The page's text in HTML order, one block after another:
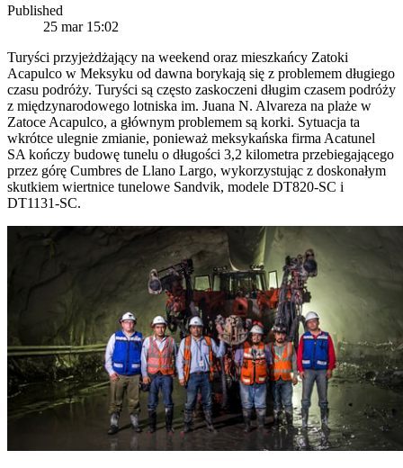
Published
25 mar 15:02
Turyści przyjeżdżający na weekend oraz mieszkańcy Zatoki
Acapulco w Meksyku od dawna borykają się z problemem długiego
czasu podróży. Turyści są często zaskoczeni długim czasem podróży
z międzynarodowego lotniska im. Juana N. Alvareza na plaże w
Zatoce Acapulco, a głównym problemem są korki. Sytuacja ta
wkrótce ulegnie zmianie, ponieważ meksykańska firma Acatunel
SA kończy budowę tunelu o długości 3,2 kilometra przebiegającego
przez górę Cumbres de Llano Largo, wykorzystując z doskonałym
skutkiem wiertnice tunelowe Sandvik, modele DT820-SC i
DT1131-SC.